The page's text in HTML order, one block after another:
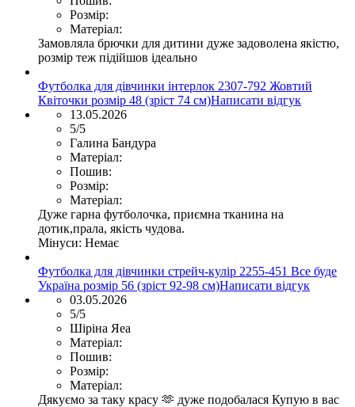
Розмір:
Матеріал:
Замовляла брючки для дитини дуже задоволена якістю,
розмір теж підійшов ідеально
Футболка для дівчинки інтерлок 2307-792 Жовтий
Квіточки розмір 48 (зріст 74 см)Написати відгук
13.05.2026
5/5
Галина Бандура
Матеріал:
Пошив:
Розмір:
Матеріал:
Дуже гарна футболочка, приємна тканина на
дотик,прала, якість чудова.
Мінуси: Немає
Футболка для дівчинки стрейч-кулір 2255-451 Все буде
Україна розмір 56 (зріст 92-98 см)Написати відгук
03.05.2026
5/5
Шіріна Яеа
Матеріал:
Пошив:
Розмір:
Матеріал:
Дякуємо за таку красу 🫶 дуже подобалася Купую в вас